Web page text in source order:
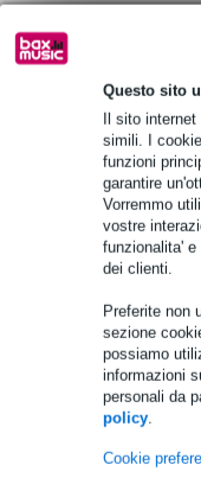
Questo sito
Il sito
simili. I
funzioni
garantire
Vorremmo
vostre
funzionalita'
dei clienti.
Preferite non
sezione
possiamo
informazioni
personali da
policy.
Cookie
5.
Prezzo